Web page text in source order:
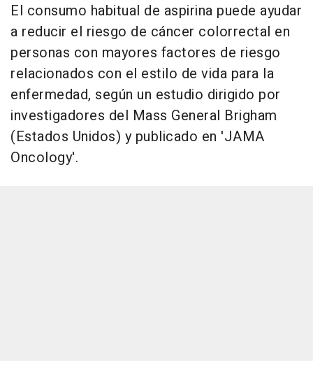
El consumo habitual de aspirina puede ayudar
a reducir el riesgo de cáncer colorrectal en
personas con mayores factores de riesgo
relacionados con el estilo de vida para la
enfermedad, según un estudio dirigido por
investigadores del Mass General Brigham
(Estados Unidos) y publicado en 'JAMA
Oncology'.